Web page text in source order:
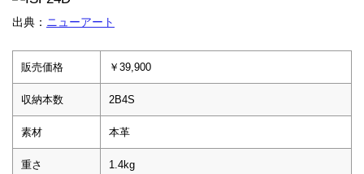
出典： ニューアート
販売価格 ￥39,900
収納本数 2B4S
素材 本革
重さ 1.4kg